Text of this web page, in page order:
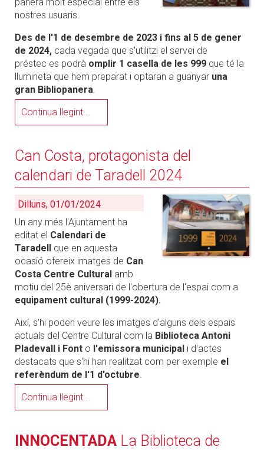
nostres usuaris.
Des de l'1 de desembre de 2023 i fins al 5 de gener
de 2024, cada vegada que s'utilitzi el servei de
préstec es podrà omplir 1 casella de les 999 que té la
llumineta que hem preparat i optaran a guanyar una
gran Bibliopanera.
Continua llegint...
Can Costa, protagonista del
calendari de Taradell 2024
Dilluns, 01/01/2024
Un any més l'Ajuntament ha
editat el Calendari de
Taradell que en aquesta
ocasió ofereix imatges de Can
Costa Centre Cultural amb
motiu del 25è aniversari de l'obertura de l'espai com a
equipament cultural (1999-2024).
Així, s'hi poden veure les imatges d'alguns dels espais
actuals del Centre Cultural com la Biblioteca Antoni
Pladevall i Font o l'emissora municipal i d'actes
destacats que s'hi han realitzat com per exemple el
referèndum de l'1 d'octubre.
Continua llegint...
INNOCENTADA La Biblioteca de